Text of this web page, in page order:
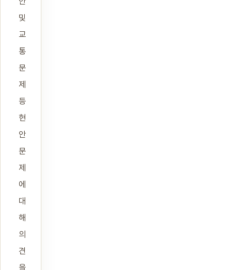
및
교
통
문
제
등
현
안
문
제
에
대
해
의
견
을